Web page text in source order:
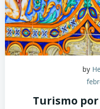
by
Turismo por